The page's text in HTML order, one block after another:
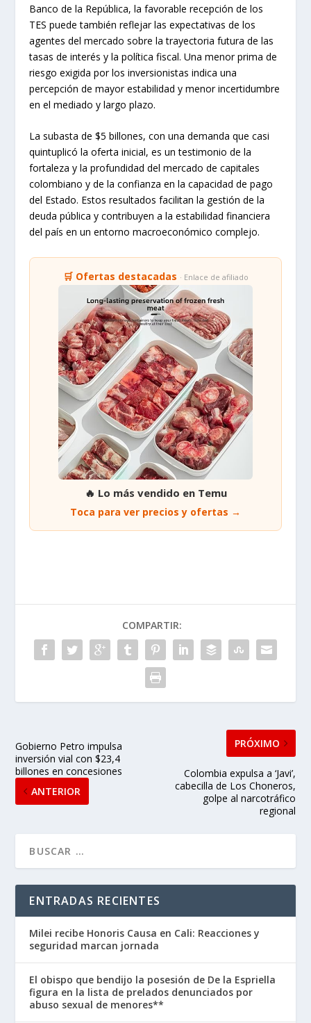
Banco de la República, la favorable recepción de los
TES puede también reflejar las expectativas de los
agentes del mercado sobre la trayectoria futura de las
tasas de interés y la política fiscal. Una menor prima de
riesgo exigida por los inversionistas indica una
percepción de mayor estabilidad y menor incertidumbre
en el mediado y largo plazo.
La subasta de $5 billones, con una demanda que casi
quintuplicó la oferta inicial, es un testimonio de la
fortaleza y la profundidad del mercado de capitales
colombiano y de la confianza en la capacidad de pago
del Estado. Estos resultados facilitan la gestión de la
deuda pública y contribuyen a la estabilidad financiera
del país en un entorno macroeconómico complejo.
🛒 Ofertas destacadas · Enlace de afiliado
🔥 Lo más vendido en Temu
Toca para ver precios y ofertas →
COMPARTIR:
Gobierno Petro impulsa
inversión vial con $23,4
billones en concesiones
ANTERIOR
PRÓXIMO
Colombia expulsa a ‘Javi’,
cabecilla de Los Choneros,
golpe al narcotráfico
regional
ENTRADAS RECIENTES
Milei recibe Honoris Causa en Cali: Reacciones y
seguridad marcan jornada
El obispo que bendijo la posesión de De la Espriella
figura en la lista de prelados denunciados por
abuso sexual de menores**